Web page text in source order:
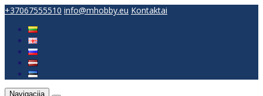
+37067555510 info@mhobby.eu Kontaktai
Navigacija